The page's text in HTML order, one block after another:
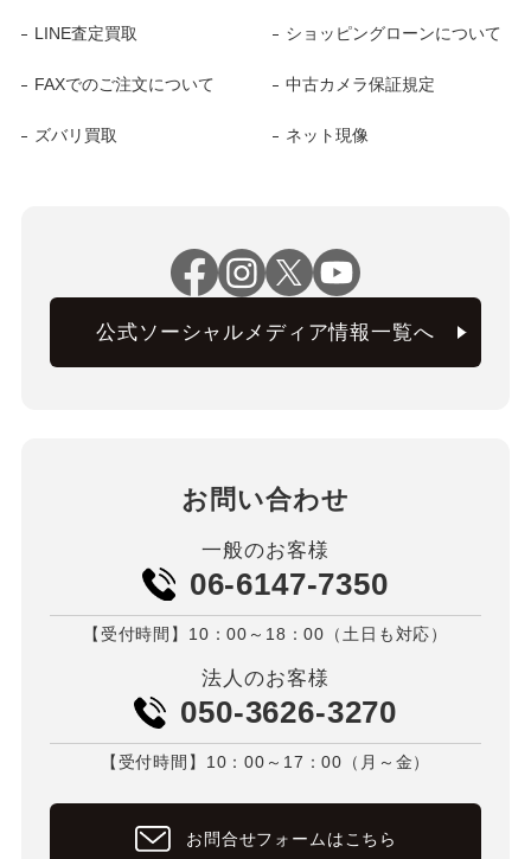
LINE査定買取 ショッピングローンについて
FAXでのご注文について 中古カメラ保証規定
ズバリ買取 ネット現像
公式ソーシャルメディア情報一覧へ
お問い合わせ
一般のお客様
06-6147-7350
【受付時間】10：00～18：00（土日も対応）
法人のお客様
050-3626-3270
【受付時間】10：00～17：00（月～金）
お問合せフォームはこちら